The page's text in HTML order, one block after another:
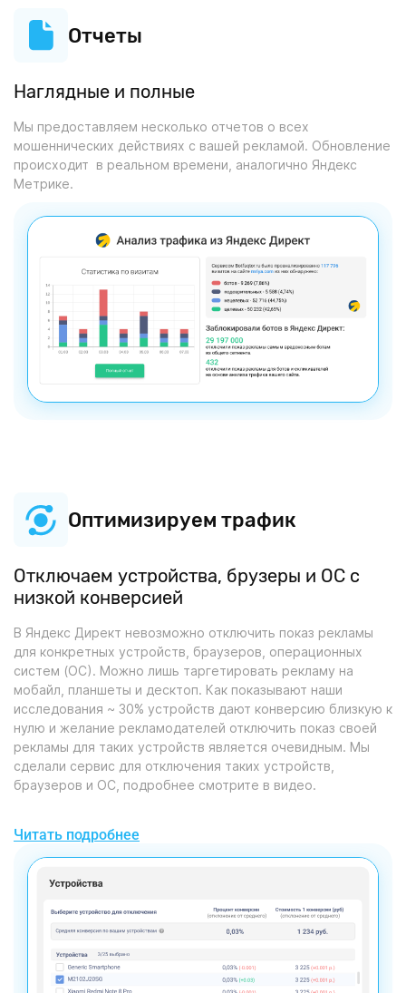
Отчеты
Наглядные и полные
Мы предоставляем несколько отчетов о всех
мошеннических действиях с вашей рекламой. Обновление
происходит в реальном времени, аналогично Яндекс
Метрике.
Оптимизируем трафик
Отключаем устройства, брузеры и ОС с
низкой конверсией
В Яндекс Директ невозможно отключить показ рекламы
для конкретных устройств, браузеров, операционных
систем (ОС). Можно лишь таргетировать рекламу на
мобайл, планшеты и десктоп. Как показывают наши
исследования ~ 30% устройств дают конверсию близкую к
нулю и желание рекламодателей отключить показ своей
рекламы для таких устройств является очевидным. Мы
сделали сервис для отключения таких устройств,
браузеров и ОС, подробнее смотрите в видео.
Читать подробнее